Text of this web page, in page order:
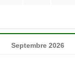
Septembre 2026